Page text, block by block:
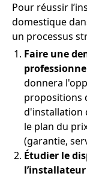
Pour réussir
domestique
un processus
Faire une
donnera
propositions
d'installation
le plan du
(garantie,
Étudier le
l’installateur